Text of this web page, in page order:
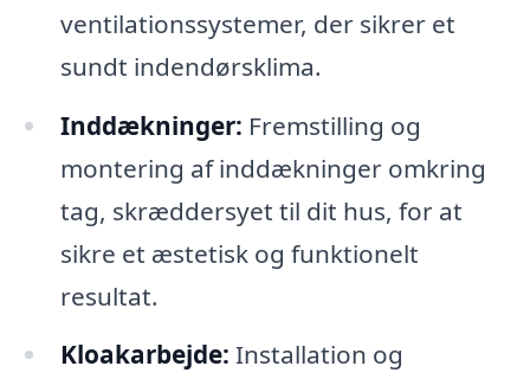
ventilationssystemer, der sikrer et
sundt indendørsklima.
Inddækninger: Fremstilling og
montering af inddækninger omkring
tag, skræddersyet til dit hus, for at
sikre et æstetisk og funktionelt
resultat.
Kloakarbejde: Installation og